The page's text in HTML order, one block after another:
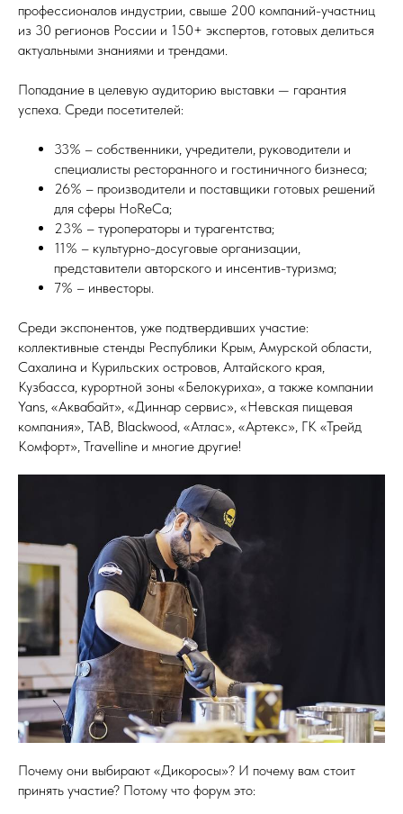
профессионалов индустрии, свыше 200 компаний-участниц
из 30 регионов России и 150+ экспертов, готовых делиться
актуальными знаниями и трендами.
Попадание в целевую аудиторию выставки — гарантия
успеха. Среди посетителей:
33% – собственники, учредители, руководители и
специалисты ресторанного и гостиничного бизнеса;
26% – производители и поставщики готовых решений
для сферы HoReCa;
23% – туроператоры и турагентства;
11% – культурно-досуговые организации,
представители авторского и инсентив-туризма;
7% – инвесторы.
Среди экспонентов, уже подтвердивших участие:
коллективные стенды Республики Крым, Амурской области,
Сахалина и Курильских островов, Алтайского края,
Кузбасса, курортной зоны «Белокуриха», а также компании
Yans, «Аквабайт», «Диннар сервис», «Невская пищевая
компания», TAB, Blackwood, «Атлас», «Артекс», ГК «Трейд
Комфорт», Travelline и многие другие!
Почему они выбирают «Дикоросы»? И почему вам стоит
принять участие? Потому что форум это: